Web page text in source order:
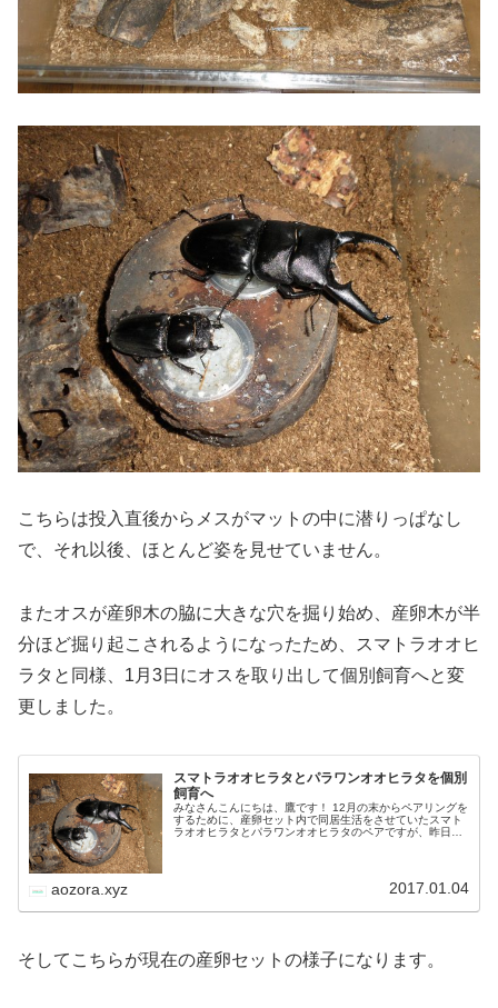
こちらは投入直後からメスがマットの中に潜りっぱなし
で、それ以後、ほとんど姿を見せていません。
またオスが産卵木の脇に大きな穴を掘り始め、産卵木が半
分ほど掘り起こされるようになったため、スマトラオオヒ
ラタと同様、1月3日にオスを取り出して個別飼育へと変
更しました。
スマトラオオヒラタとパラワンオオヒラタを個別
飼育へ
みなさんこんにちは、鷹です！ 12月の末からペアリングを
するために、産卵セット内で同居生活をさせていたスマト
ラオオヒラタとパラワンオオヒラタのペアですが、昨日
aozora.xyz 2017.01.04
そしてこちらが現在の産卵セットの様子になります。